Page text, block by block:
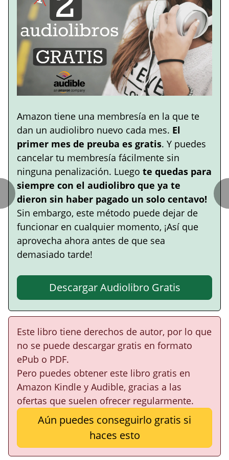
Amazon tiene una membresía en la que te
dan un audiolibro nuevo cada mes. El
primer mes de preuba es gratis. Y puedes
cancelar tu membresía fácilmente sin
ninguna penalización. Luego te quedas para
siempre con el audiolibro que ya te
dieron sin haber pagado un solo centavo!
Sin embargo, este método puede dejar de
funcionar en cualquier momento, ¡Así que
aprovecha ahora antes de que sea
demasiado tarde!
Descargar Audiolibro Gratis
Este libro tiene derechos de autor, por lo que
no se puede descargar gratis en formato
ePub o PDF.
Pero puedes obtener este libro gratis en
Amazon Kindle y Audible, gracias a las
ofertas que suelen ofrecer regularmente.
Aún puedes conseguirlo gratis si
haces esto